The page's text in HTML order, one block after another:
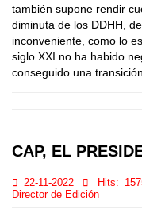
también supone rendir
diminuta de los DDHH,
inconveniente, como lo
siglo XXI no ha habido
conseguido una transición
CAP, EL
22-11-2022 Hits:
Director de Edición